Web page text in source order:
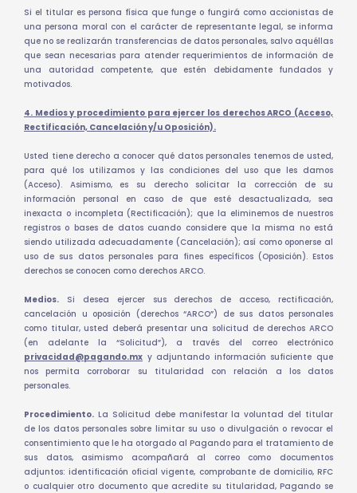
Si el titular es persona física que funge o fungirá como accionistas de
una persona moral con el carácter de representante legal, se informa
que no se realizarán transferencias de datos personales, salvo aquéllas
que sean necesarias para atender requerimientos de información de
una autoridad competente, que estén debidamente fundados y
motivados.
4. Medios y procedimiento para ejercer los derechos ARCO (Acceso,
Rectificación, Cancelación y/u Oposición).
Usted tiene derecho a conocer qué datos personales tenemos de usted,
para qué los utilizamos y las condiciones del uso que les damos
(Acceso). Asimismo, es su derecho solicitar la corrección de su
información personal en caso de que esté desactualizada, sea
inexacta o incompleta (Rectificación); que la eliminemos de nuestros
registros o bases de datos cuando considere que la misma no está
siendo utilizada adecuadamente (Cancelación); así como oponerse al
uso de sus datos personales para fines específicos (Oposición). Estos
derechos se conocen como derechos ARCO.
Medios. Si desea ejercer sus derechos de acceso, rectificación,
cancelación u oposición (derechos “ARCO”) de sus datos personales
como titular, usted deberá presentar una solicitud de derechos ARCO
(en adelante la “Solicitud”), a través del correo electrónico
privacidad@pagando.mx y adjuntando información suficiente que
nos permita corroborar su titularidad con relación a los datos
personales.
Procedimiento. La Solicitud debe manifestar la voluntad del titular
de los datos personales sobre limitar su uso o divulgación o revocar el
consentimiento que le ha otorgado al Pagando para el tratamiento de
sus datos, asimismo acompañará al correo como documentos
adjuntos: identificación oficial vigente, comprobante de domicilio, RFC
o cualquier otro documento que acredite su titularidad, Pagando se